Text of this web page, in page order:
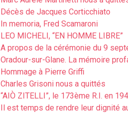
Décès de Jacques Corticchiato
In memoria, Fred Scamaroni
LEO MICHELI, “EN HOMME LIBRE”
A propos de la cérémonie du 9
Oradour-sur-Glane. La mémoire
Hommage à Pierre Griffi
Charles Grisoni nous a quittés
“AIÒ ZITELLI”, le 173ème R.I. en
Il est temps de rendre leur dignité